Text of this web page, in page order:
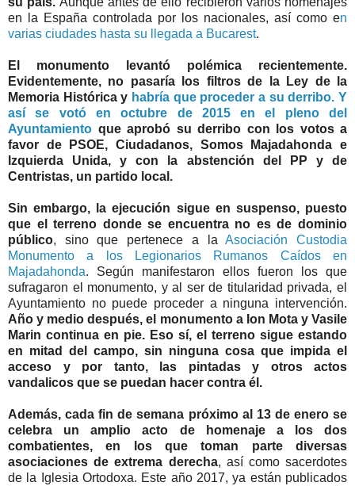
en la España controlada por los nacionales, así como en
varias ciudades hasta su llegada a Bucarest.
El monumento levantó polémica recientemente.
Evidentemente, no pasaría los filtros de la Ley de la
Memoria Histórica y habría que proceder a su derribo. Y
así se votó en octubre de 2015 en el pleno del
Ayuntamiento que aprobó su derribo con los votos a
favor de PSOE, Ciudadanos, Somos Majadahonda e
Izquierda Unida, y con la abstención del PP y de
Centristas, un partido local.
Sin embargo, la ejecución sigue en suspenso, puesto
que el terreno donde se encuentra no es de dominio
público, sino que pertenece a laAsociación Custodia
Monumento a los Legionarios Rumanos Caídos en
Majadahonda. Según manifestaron ellos fueron los que
sufragaron el monumento, y al ser de titularidad privada, el
Ayuntamiento no puede proceder a ninguna intervención.
Año y medio después, el monumento a Ion Mota y Vasile
Marin continua en pie. Eso sí, el terreno sigue estando
en mitad del campo, sin ninguna cosa que impida el
acceso y por tanto, las pintadas y otros actos
vandalicos que se puedan hacer contra él.
Además, cada fin de semana próximo al 13 de enero se
celebra un amplio acto de homenaje a los dos
combatientes, en los que toman parte diversas
asociaciones de extrema derecha, así como sacerdotes
de la Iglesia Ortodoxa. Este año 2017, ya están publicados